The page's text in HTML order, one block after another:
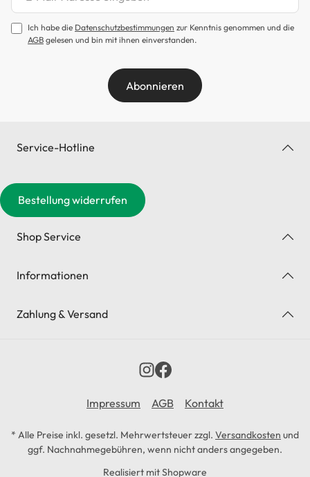
Ich habe die Datenschutzbestimmungen zur Kenntnis genommen und die
AGB gelesen und bin mit ihnen einverstanden.
Abonnieren
Service-Hotline
Bestellung widerrufen
Shop Service
Informationen
Zahlung & Versand
Impressum AGB Kontakt
* Alle Preise inkl. gesetzl. Mehrwertsteuer zzgl. Versandkosten und
ggf. Nachnahmegebühren, wenn nicht anders angegeben.
Realisiert mit Shopware